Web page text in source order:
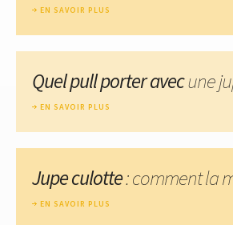
EN SAVOIR PLUS
Quel pull porter avecune
EN SAVOIR PLUS
Jupe culotte: comment la
EN SAVOIR PLUS